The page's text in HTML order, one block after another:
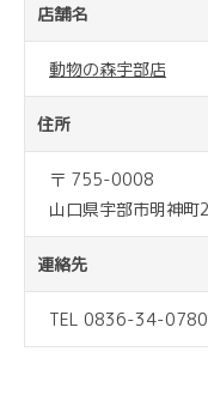
店舗名
動物の森宇部店
住所
〒 755-0008
山口県宇部市明神
連絡先
TEL 0836-34-0780